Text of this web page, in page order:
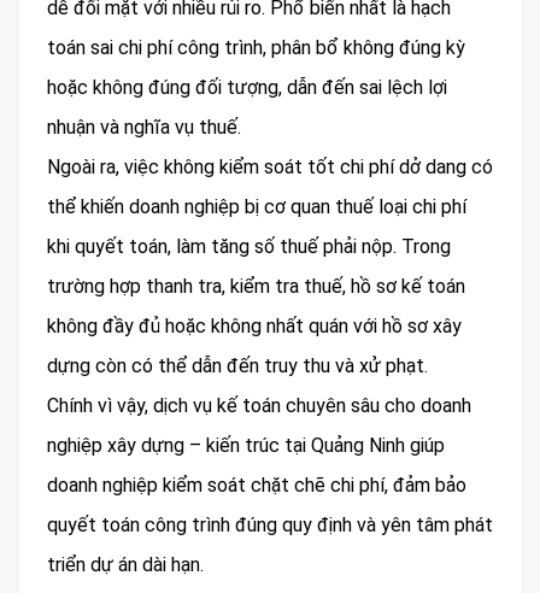
dễ đối mặt với nhiều rủi ro. Phổ biến nhất là hạch
toán sai chi phí công trình, phân bổ không đúng kỳ
hoặc không đúng đối tượng, dẫn đến sai lệch lợi
nhuận và nghĩa vụ thuế.
Ngoài ra, việc không kiểm soát tốt chi phí dở dang có
thể khiến doanh nghiệp bị cơ quan thuế loại chi phí
khi quyết toán, làm tăng số thuế phải nộp. Trong
trường hợp thanh tra, kiểm tra thuế, hồ sơ kế toán
không đầy đủ hoặc không nhất quán với hồ sơ xây
dựng còn có thể dẫn đến truy thu và xử phạt.
Chính vì vậy, dịch vụ kế toán chuyên sâu cho doanh
nghiệp xây dựng – kiến trúc tại Quảng Ninh giúp
doanh nghiệp kiểm soát chặt chẽ chi phí, đảm bảo
quyết toán công trình đúng quy định và yên tâm phát
triển dự án dài hạn.